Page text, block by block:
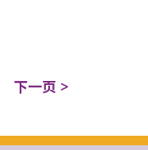
下一页 >